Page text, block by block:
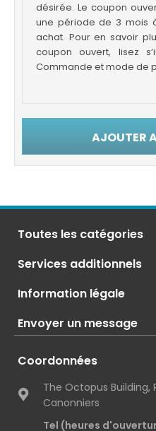
désirée. Le coupon
une période de 3 mois
achat. Pour en savoir
coupon ouvert, lisez
Commande et mode de
AJOUTER
Toutes les catégories
Services additionnels
Information légale
Envoyer un message
Coordonnées
The Octopus Building,
Canonniers
Tel (heures